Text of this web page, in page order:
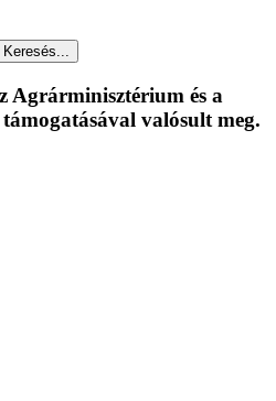
Keresés...
Agrárminisztérium és a
valósult meg.